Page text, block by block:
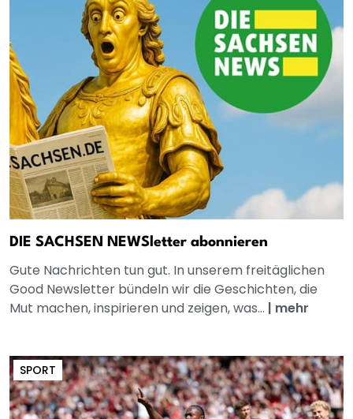
DIE SACHSEN NEWSletter abonnieren
Gute Nachrichten tun gut. In unserem freitäglichen
Good Newsletter bündeln wir die Geschichten, die
Mut machen, inspirieren und zeigen, was... | mehr
SPORT